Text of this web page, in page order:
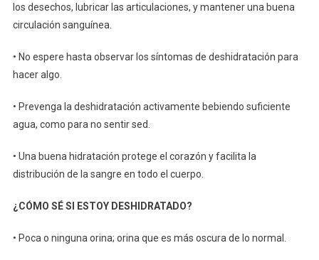
los desechos, lubricar las articulaciones, y mantener una buena
circulación sanguínea.
• No espere hasta observar los síntomas de deshidratación para
hacer algo.
• Prevenga la deshidratación activamente bebiendo suficiente
agua, como para no sentir sed.
• Una buena hidratación protege el corazón y facilita la
distribución de la sangre en todo el cuerpo.
¿CÓMO SÉ SI ESTOY DESHIDRATADO?
• Poca o ninguna orina; orina que es más oscura de lo normal.